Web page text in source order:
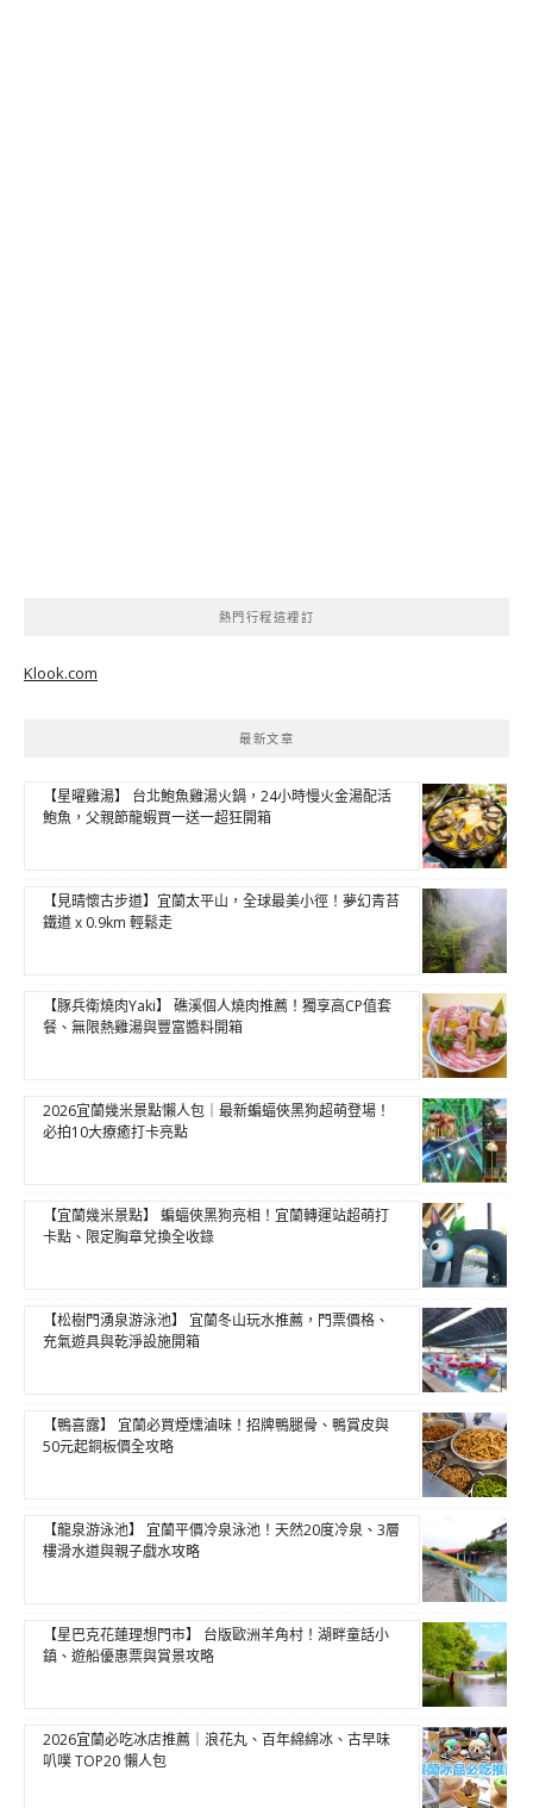
熱門行程這裡訂
Klook.com
最新文章
【星曜雞湯】 台北鮑魚雞湯火鍋，24小時慢火金湯配活
鮑魚，父親節龍蝦買一送一超狂開箱
【見晴懷古步道】宜蘭太平山，全球最美小徑！夢幻青苔
鐵道 x 0.9km 輕鬆走
【豚兵衛燒肉Yaki】 礁溪個人燒肉推薦！獨享高CP值套
餐、無限熱雞湯與豐富醬料開箱
2026宜蘭幾米景點懶人包｜最新蝙蝠俠黑狗超萌登場！
必拍10大療癒打卡亮點
【宜蘭幾米景點】 蝙蝠俠黑狗亮相！宜蘭轉運站超萌打
卡點、限定胸章兌換全收錄
【松樹門湧泉游泳池】 宜蘭冬山玩水推薦，門票價格、
充氣遊具與乾淨設施開箱
【鴨喜露】 宜蘭必買煙燻滷味！招牌鴨腿骨、鴨賞皮與
50元起銅板價全攻略
【龍泉游泳池】 宜蘭平價冷泉泳池！天然20度冷泉、3層
樓滑水道與親子戲水攻略
【星巴克花蓮理想門市】 台版歐洲羊角村！湖畔童話小
鎮、遊船優惠票與賞景攻略
2026宜蘭必吃冰店推薦｜浪花丸、百年綿綿冰、古早味
叭噗 TOP20 懶人包